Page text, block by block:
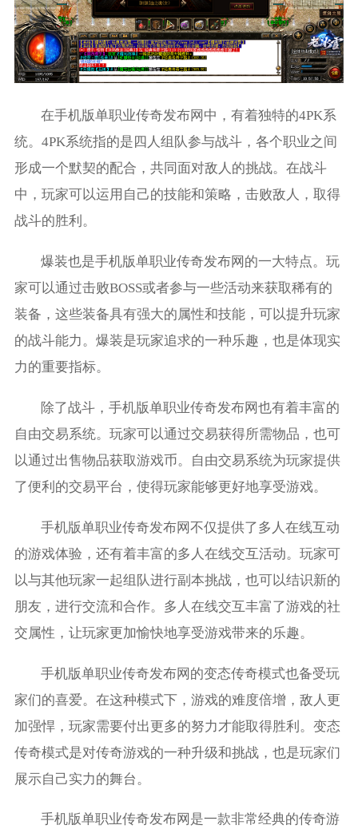
在手机版单职业传奇发布网中，有着独特的4PK系
统。4PK系统指的是四人组队参与战斗，各个职业之间
形成一个默契的配合，共同面对敌人的挑战。在战斗
中，玩家可以运用自己的技能和策略，击败敌人，取得
战斗的胜利。
爆装也是手机版单职业传奇发布网的一大特点。玩
家可以通过击败BOSS或者参与一些活动来获取稀有的
装备，这些装备具有强大的属性和技能，可以提升玩家
的战斗能力。爆装是玩家追求的一种乐趣，也是体现实
力的重要指标。
除了战斗，手机版单职业传奇发布网也有着丰富的
自由交易系统。玩家可以通过交易获得所需物品，也可
以通过出售物品获取游戏币。自由交易系统为玩家提供
了便利的交易平台，使得玩家能够更好地享受游戏。
手机版单职业传奇发布网不仅提供了多人在线互动
的游戏体验，还有着丰富的多人在线交互活动。玩家可
以与其他玩家一起组队进行副本挑战，也可以结识新的
朋友，进行交流和合作。多人在线交互丰富了游戏的社
交属性，让玩家更加愉快地享受游戏带来的乐趣。
手机版单职业传奇发布网的变态传奇模式也备受玩
家们的喜爱。在这种模式下，游戏的难度倍增，敌人更
加强悍，玩家需要付出更多的努力才能取得胜利。变态
传奇模式是对传奇游戏的一种升级和挑战，也是玩家们
展示自己实力的舞台。
手机版单职业传奇发布网是一款非常经典的传奇游